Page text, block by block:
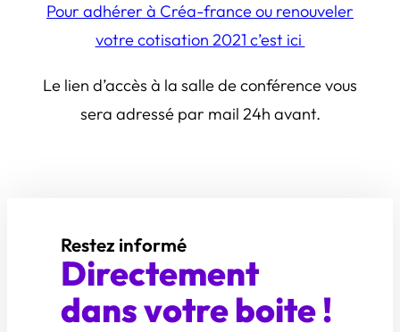
Pour adhérer à Créa-france ou renouveler
votre cotisation 2021 c’est ici
Le lien d’accès à la salle de conférence vous
sera adressé par mail 24h avant.
Restez informé
Directement
dans votre boite !